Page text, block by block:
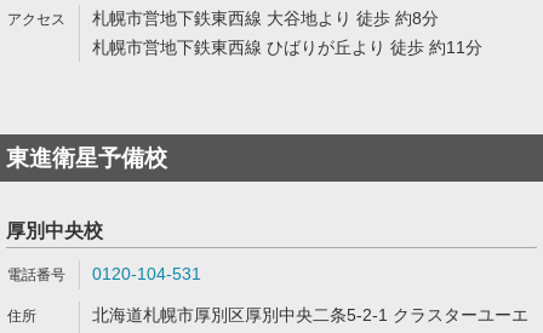
札幌市営地下鉄東西線 大谷地より 徒歩 約8分
札幌市営地下鉄東西線 ひばりが丘より 徒歩 約11分
東進衛星予備校
厚別中央校
0120-104-531
北海道札幌市厚別区厚別中央二条5-2-1 クラスターユーエ